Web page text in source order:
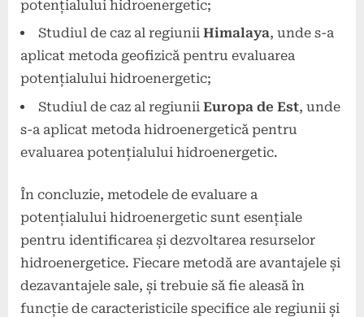
potențialului hidroenergetic;
Studiul de caz al regiunii Himalaya, unde s-a
aplicat metoda geofizică pentru evaluarea
potențialului hidroenergetic;
Studiul de caz al regiunii Europa de Est, unde
s-a aplicat metoda hidroenergetică pentru
evaluarea potențialului hidroenergetic.
În concluzie, metodele de evaluare a
potențialului hidroenergetic sunt esențiale
pentru identificarea și dezvoltarea resurselor
hidroenergetice. Fiecare metodă are avantajele și
dezavantajele sale, și trebuie să fie aleasă în
funcție de caracteristicile specifice ale regiunii și